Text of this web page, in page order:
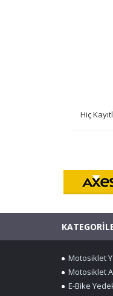
Hiç
Motosiklet
Motosiklet
E-Bike